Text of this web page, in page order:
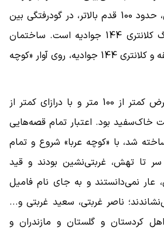
به خیابان زهدی بپیچی، حدود 100 قدم بالاتر، در گودرفتگی بین
دو مغازه، دروازه سبزرنگ کلانتری 144 جوادیه است. ساختمان
متروک نیمه کاره 10 طبقه و کلانتری 144 جوادیه، روی آوار «کوچه
«کوچه عربا» گذری با عرض کمتر از 100 متر و با درازای کمتر از
خاک‌سفید بود. اعتبار تمام قصه‌هایی
شد، با «کوچه عربا» شروع و تمام
تا تهش، غربتی‌نشین بودند و قید
عار نمی‌دانستند و به جای نام فامیل
ناصر غربتی، سعید غربتی و...
کردستان و گلستان و مازندران و